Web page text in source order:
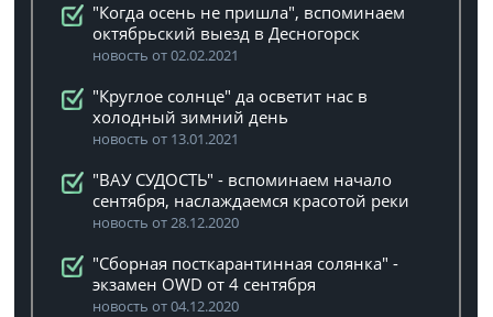
"Когда осень не пришла", вспоминаем
октябрьский выезд в Десногорск
новость от 02.02.2021
"Круглое солнце" да осветит нас в
холодный зимний день
новость от 13.01.2021
"ВАУ СУДОСТЬ" - вспоминаем начало
сентября, наслаждаемся красотой реки
новость от 28.12.2020
"Сборная посткарантинная солянка" -
экзамен OWD от 4 сентября
новость от 04.12.2020